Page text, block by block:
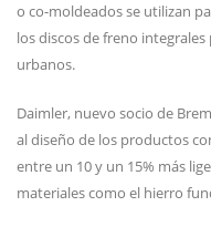
o co-moldeados se utilizan
los discos de freno
urbanos.
Daimler, nuevo socio de
al diseño de los productos
entre un 10 y un 15% más
materiales como el hierro